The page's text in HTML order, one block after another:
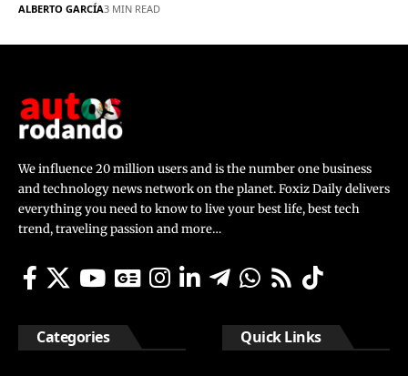
ALBERTO GARCÍA3 MIN READ
We influence 20 million users and is the number one business
and technology news network on the planet. Foxiz Daily delivers
everything you need to know to live your best life, best tech
trend, traveling passion and more…
Categories Quick Links